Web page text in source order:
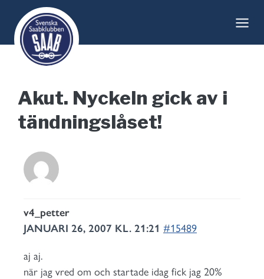
content
Akut. Nyckeln gick av i
tändningslåset!
v4_petter
JANUARI 26, 2007 KL. 21:21 #15489
aj aj.
när jag vred om och startade idag fick jag 20%